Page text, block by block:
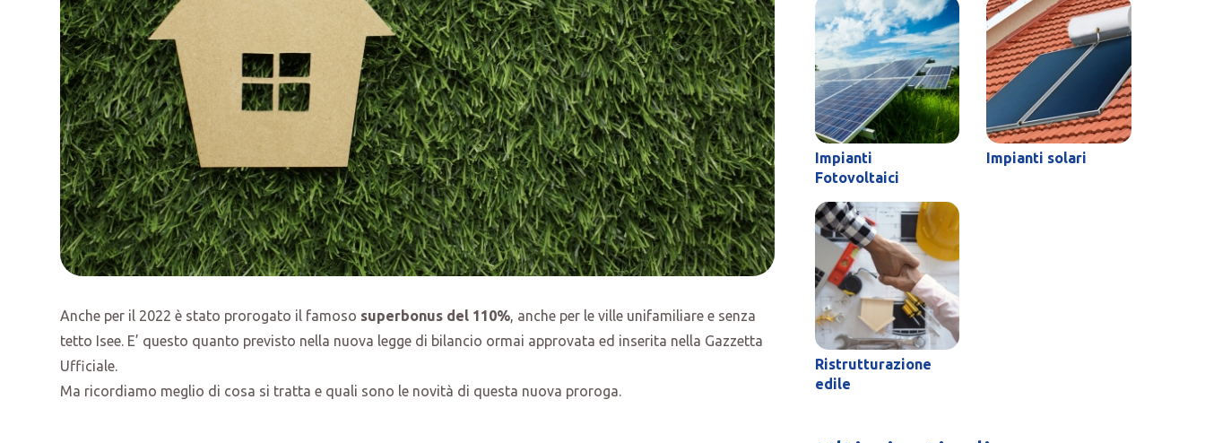
Anche per il 2022 è stato prorogato il famoso superbonus del 110%, anche per le ville unifamiliare e senza
tetto Isee. E’ questo quanto previsto nella nuova legge di bilancio ormai approvata ed inserita nella Gazzetta
Ufficiale.
Ma ricordiamo meglio di cosa si tratta e quali sono le novità di questa nuova proroga.
Impianti
Fotovoltaici
Impianti solari
Ristrutturazione
edile